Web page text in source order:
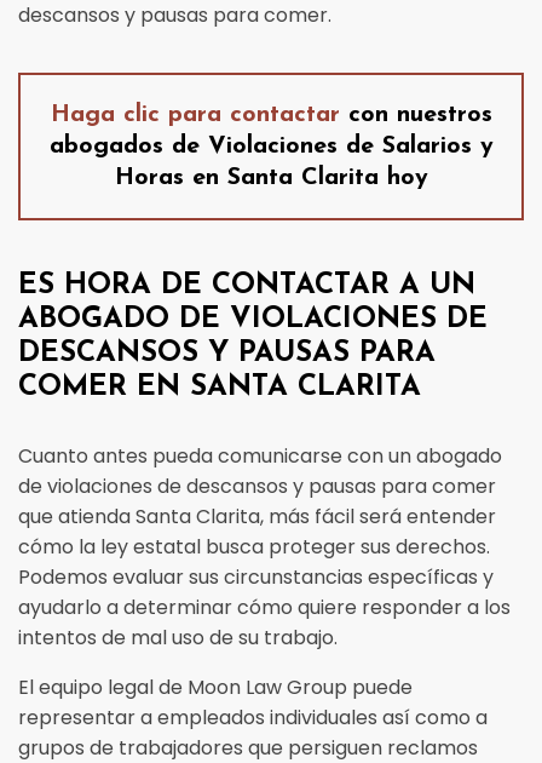
descansos y pausas para comer.
Haga clic para contactar con nuestros
abogados de Violaciones de Salarios y
Horas en Santa Clarita hoy
ES HORA DE CONTACTAR A UN
ABOGADO DE VIOLACIONES DE
DESCANSOS Y PAUSAS PARA
COMER EN SANTA CLARITA
Cuanto antes pueda comunicarse con un abogado
de violaciones de descansos y pausas para comer
que atienda Santa Clarita, más fácil será entender
cómo la ley estatal busca proteger sus derechos.
Podemos evaluar sus circunstancias específicas y
ayudarlo a determinar cómo quiere responder a los
intentos de mal uso de su trabajo.
El equipo legal de Moon Law Group puede
representar a empleados individuales así como a
grupos de trabajadores que persiguen reclamos